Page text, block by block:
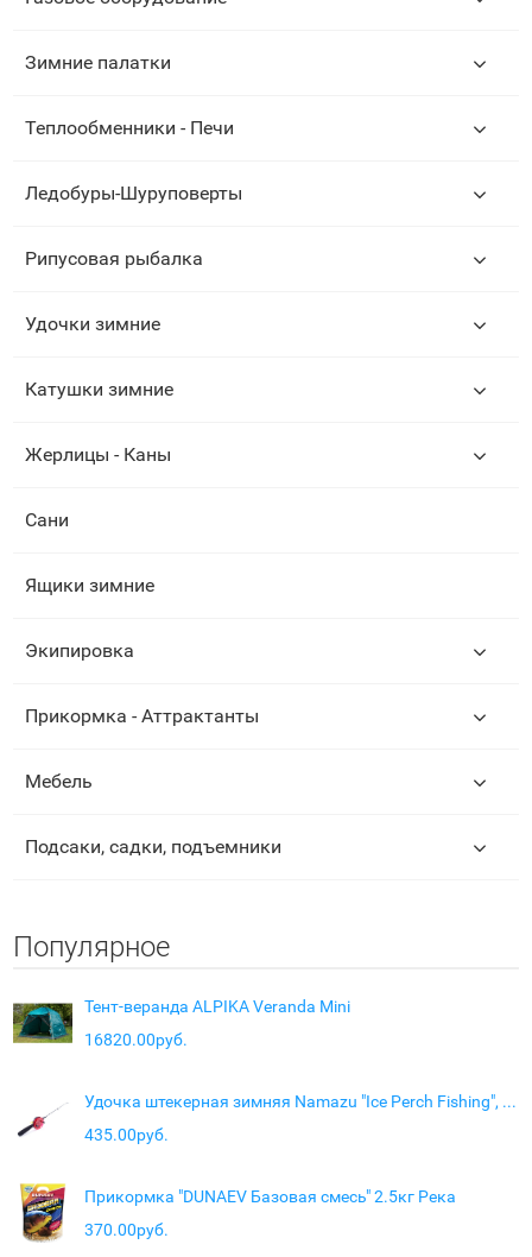
Зимние палатки
Теплообменники - Печи
Ледобуры-Шуруповерты
Рипусовая рыбалка
Удочки зимние
Катушки зимние
Жерлицы - Каны
Сани
Ящики зимние
Экипировка
Прикормка - Аттрактанты
Мебель
Подсаки, садки, подъемники
Популярное
Тент-веранда ALPIKA Veranda Mini
16820.00руб.
Удочка штекерная зимняя Namazu "Ice Perch Fishing", L=60 см, с катушкой d=90 мм, стеклопластик
435.00руб.
Прикормка "DUNAEV Базовая смесь" 2.5кг Река
370.00руб.